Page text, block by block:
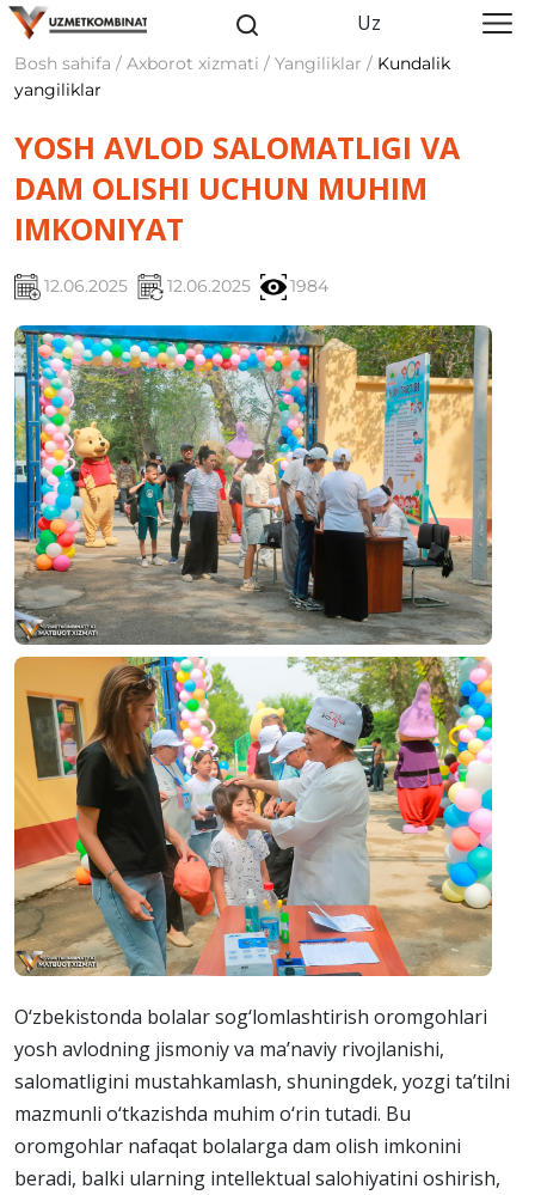
Uz
Bosh sahifa / Axborot xizmati / Yangiliklar / Kundalik
yangiliklar
YOSH AVLOD SALOMATLIGI VA
DAM OLISHI UCHUN MUHIM
IMKONIYAT
12.06.2025 12.06.2025 1984
O‘zbekistonda bolalar sog‘lomlashtirish oromgohlari
yosh avlodning jismoniy va ma’naviy rivojlanishi,
salomatligini mustahkamlash, shuningdek, yozgi ta’tilni
mazmunli o‘tkazishda muhim o‘rin tutadi. Bu
oromgohlar nafaqat bolalarga dam olish imkonini
beradi, balki ularning intellektual salohiyatini oshirish,